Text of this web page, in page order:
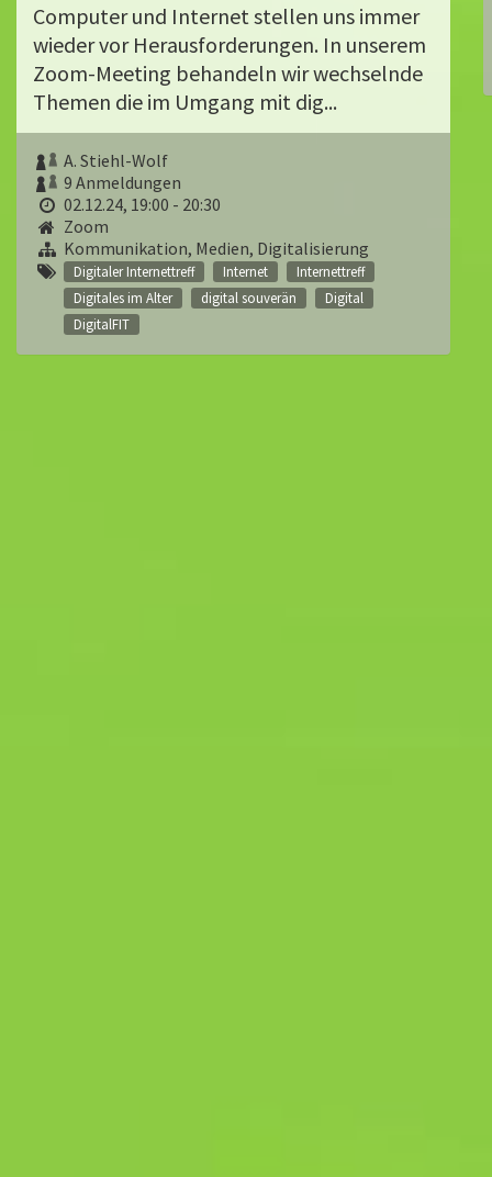
Computer und Internet stellen uns immer
wieder vor Herausforderungen. In unserem
Zoom-Meeting behandeln wir wechselnde
Themen die im Umgang mit dig...
A. Stiehl-Wolf
9 Anmeldungen
02.12.24, 19:00 - 20:30
Zoom
Kommunikation, Medien, Digitalisierung
Digitaler Internettreff Internet
Internettreff
Digitales im Alter
digital souverän
Digital
DigitalFIT